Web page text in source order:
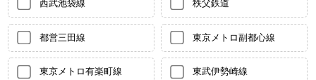
西武池袋線 秩父鉄道
都営三田線 東京メトロ副都心線
東京メトロ有楽町線 東武伊勢崎線